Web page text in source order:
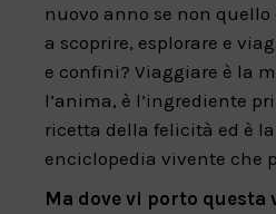
nuovo anno se non
a scoprire, esplorare e
e confini? Viaggiare è la
l’anima, è l’ingrediente
ricetta della felicità ed è
enciclopedia vivente che
Ma dove vi porto questa